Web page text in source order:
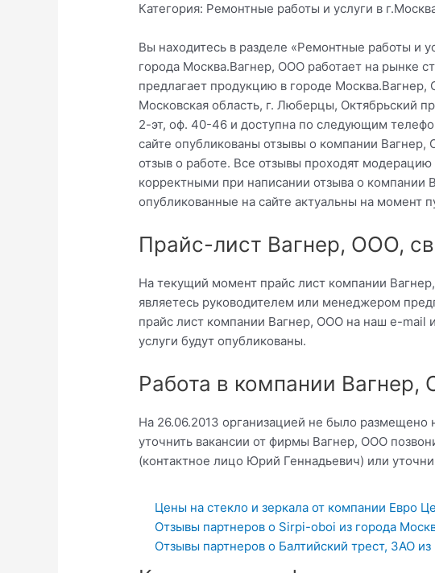
Категория: Ремонтные работы и услуги в
Вы находитесь в разделе «Ремонтные работы и
города Москва.Вагнер, ООО работает на рынке
предлагает продукцию в городе Москва.Вагнер,
Московская область, г. Люберцы, Октябрьский
2-эт, оф. 40-46 и доступна по следующим
сайте опубликованы отзывы о компании
отзыв о работе. Все отзывы проходят
корректными при написании отзыва о компании
опубликованные на сайте актуальны на момент
Прайс-лист Вагнер, ООО,
На текущий момент прайс лист компании
являетесь руководителем или менеджером
прайс лист компании Вагнер, ООО на наш e-mail
услуги будут опубликованы.
Работа в компании Вагнер,
На 26.06.2013 организацией не было
уточнить вакансии от фирмы Вагнер, ООО
(контактное лицо Юрий Геннадьевич) или
Цены на стекло и зеркала от компании Евро
Отзывы партнеров о Sirpi-oboi из города
Отзывы партнеров о Балтийский трест, ЗАО